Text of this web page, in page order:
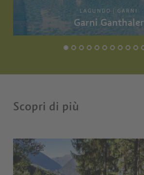
LAGUNDO | GARNI
Garni Ganthaler
Scopri di più